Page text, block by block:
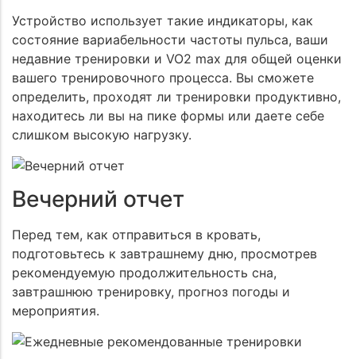
Устройство использует такие индикаторы, как
состояние вариабельности частоты пульса, ваши
недавние тренировки и VO2 max для общей оценки
вашего тренировочного процесса. Вы сможете
определить, проходят ли тренировки продуктивно,
находитесь ли вы на пике формы или даете себе
слишком высокую нагрузку.
Вечерний отчет
Перед тем, как отправиться в кровать,
подготовьтесь к завтрашнему дню, просмотрев
рекомендуемую продолжительность сна,
завтрашнюю тренировку, прогноз погоды и
мероприятия.